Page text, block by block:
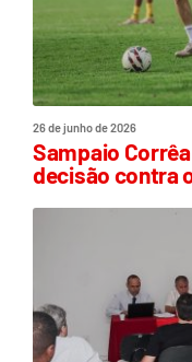
26 de junho de 2026
Sampaio
decisão contra